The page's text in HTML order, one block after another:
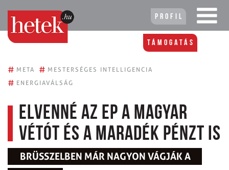
Profil
Támogatás
# META # MESTERSÉGES INTELLIGENCIA
# ENERGIAVÁLSÁG
Elvenné az EP a magyar
vétót és a maradék pénzt is
BRÜSSZELBEN MÁR NAGYON VÁGJÁK A